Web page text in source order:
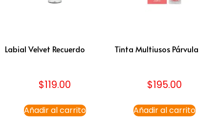
Labial Velvet Recuerdo
$119.00
Añadir al carrito
Tinta Multiusos Párvula
$195.00
Añadir al carrito